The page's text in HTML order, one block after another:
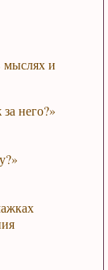
мыслях и
него?»